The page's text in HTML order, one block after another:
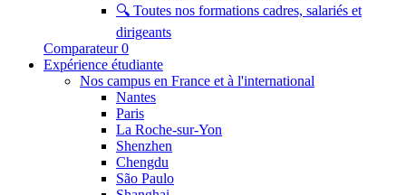
🔍 Toutes nos formations cadres, salariés et
dirigeants
Comparateur 0
Expérience étudiante
Nos campus en France et à l'international
Nantes
Paris
La Roche-sur-Yon
Shenzhen
Chengdu
São Paulo